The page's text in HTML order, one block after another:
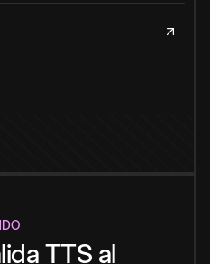
TTS al